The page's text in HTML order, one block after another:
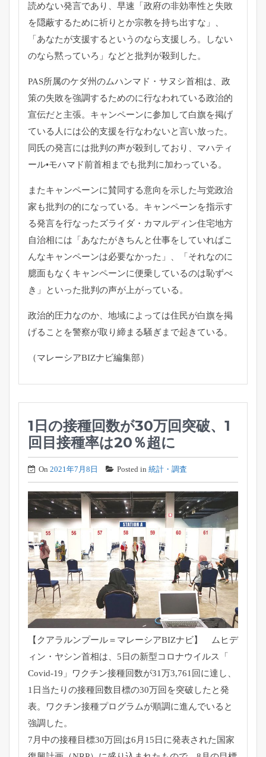
読めない発言であり、早速「 政府の非効率性と失敗
を隠蔽するために祈りとか宗教を持ち出すな 」、
「あなたが支援するというのなら支援しろ。
しない
のなら黙っていろ」などと批判が殺到した。
PAS所属のケダ州のムハンマド・サヌシ首相は、 政
策の失敗を強調するためのに行なわれている政治的
宣伝だと主張。 キャンペーンに参加して白旗を掲げ
ている人には公的支援を行なわないと言い放った。
同氏の発言には批判の声が殺到しており、 マハティ
ール•モハマド前首相までも批判に加わっている。
またキャンペーンに賛同する意向を示した与党政治
家も批判の的になっている。キャンペーンを指示す
る発言を行なったズライダ・ カマルディン住宅地方
自治相には「 あなたがきちんと仕事をしていればこ
んなキャンペーンは必要なかった」、「 それなのに
臆面もなくキャンペーンに便乗しているのは恥ずべ
き」
といった批判の声が上がっている。
政治的圧力なのか、 地域によっては住民が白旗を掲
げることを警察が取り締まる騒ぎま で起きている。
（マレーシアBIZナビ編集部）
1日の接種回数が30万回突破、1
回目接種率は20％超に
On 2021年7月8日 Posted in 統計・調査
【クアラルンプール＝マレーシアBIZナビ】 ムヒデ
ィン・ヤシン首相は、5日の新型コロナウイルス「
Covid-19」ワクチン接種回数が31万3,761回に達し、
1日当たりの接種回数目標の30万回を突破したと発
表。
ワクチン接種プログラムが順調に進んでいると
強調した。
7月中の接種目標30万回は6月15日に発表された国家